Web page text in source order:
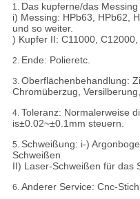
1. Das kupferne/das
i) Messing: HPb63, HPb62,
und so weiter.
) Kupfer II: C11000,
2. Ende: Polieretc.
3. Oberflächenbehandlung:
Chromüberzug,
4. Toleranz: Normalerweise
is±0.02~±0.1mm steuern.
5. Schweißung: i-)
Schweißen
II) Laser-Schweißen für das
6. Anderer Service: Cnc-